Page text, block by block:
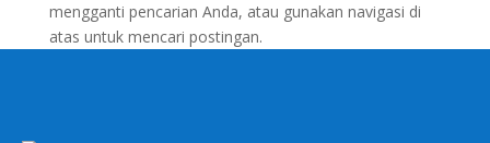
mengganti pencarian Anda, atau gunakan navigasi di
atas untuk mencari postingan.